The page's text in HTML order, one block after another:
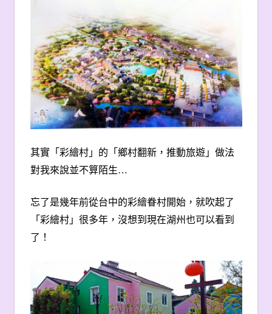
其實「彩繪村」的「鄉村翻新，推動旅遊」做法
對我來說並不算陌生…
忘了是幾年前從台中的彩繪眷村開始，就吹起了
「彩繪村」很多年，沒想到現在湖州也可以看到
了！